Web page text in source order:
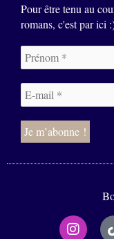
Pour être tenu au
romans, c'est par ici
I
n